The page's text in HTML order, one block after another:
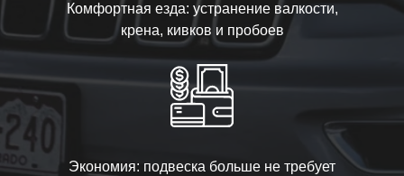
Комфортная езда: устранение валкости,
крена, кивков и пробоев
Экономия: подвеска больше не требует